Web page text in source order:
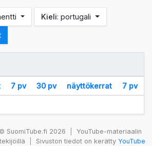
Kieli: portugali
7 pv 30 pv näyttökerrat 7 pv
SuomiTube.fi 2026
YouTube-materiaalin
Sivuston tiedot on kerätty YouTube